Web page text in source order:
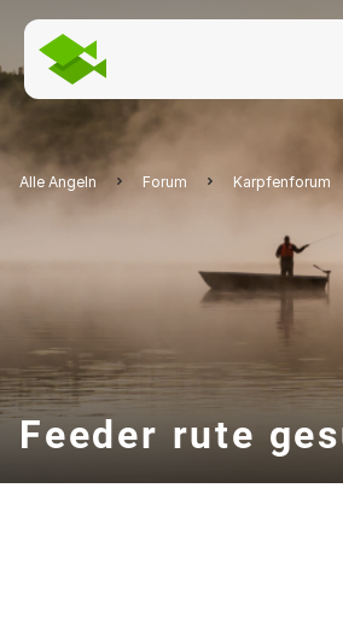
Alle Angeln Forum Karpfenforum
Feeder rute